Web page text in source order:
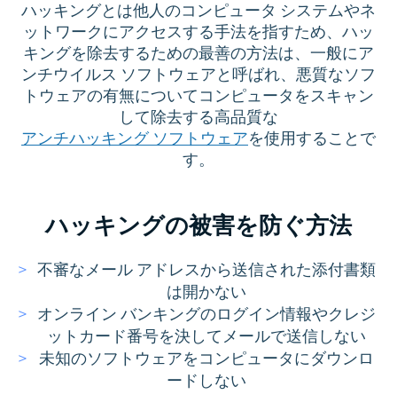
ハッキングとは他人のコンピュータ システムやネ
ットワークにアクセスする手法を指すため、ハッ
キングを除去するための最善の方法は、一般にア
ンチウイルス ソフトウェアと呼ばれ、悪質なソフ
トウェアの有無についてコンピュータをスキャン
して除去する高品質な
アンチハッキング ソフトウェアを使用することで
す。
ハッキングの被害を防ぐ方法
不審なメール アドレスから送信された添付書類
は開かない
オンライン バンキングのログイン情報やクレジ
ットカード番号を決してメールで送信しない
未知のソフトウェアをコンピュータにダウンロ
ードしない